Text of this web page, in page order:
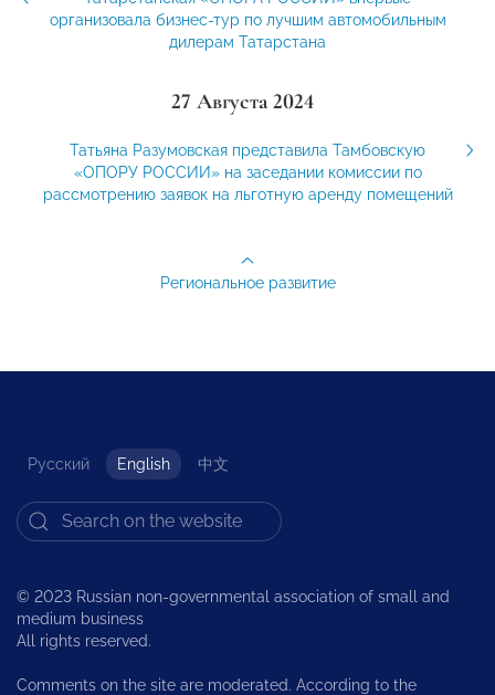
организовала бизнес-тур по лучшим автомобильным
дилерам Татарстана
27 Августа 2024
Татьяна Разумовская представила Тамбовскую
«ОПОРУ РОССИИ» на заседании комиссии по
рассмотрению заявок на льготную аренду помещений
Региональное развитие
Русский English 中文
© 2023 Russian non-governmental association of small and
medium business
All rights reserved.
Comments on the site are moderated. According to the